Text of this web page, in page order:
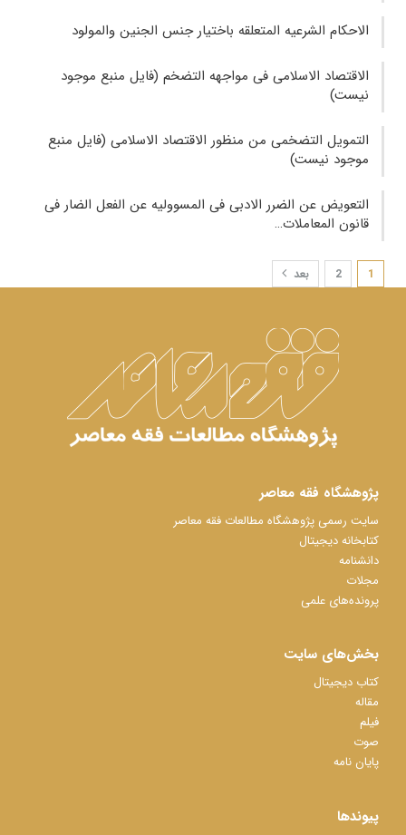
الاحکام الشرعیه المتعلقه باختیار جنس الجنین والمولود
الاقتصاد الاسلامی فی مواجهه التضخم (فایل منبع موجود
نیست)
التمویل التضخمی من منظور الاقتصاد الاسلامی (فایل منبع
موجود نیست)
التعویض عن الضرر الادبی فی المسوولیه عن الفعل الضار فی
قانون المعاملات…
1
2 بعد
پژوهشگاه فقه معاصر
سایت رسمی پژوهشگاه مطالعات فقه معاصر
کتابخانه دیجیتال
دانشنامه
مجلات
پرونده‌های علمی
بخش‌های سایت
کتاب دیجیتال
مقاله
فیلم
صوت
پایان نامه
پیوندها